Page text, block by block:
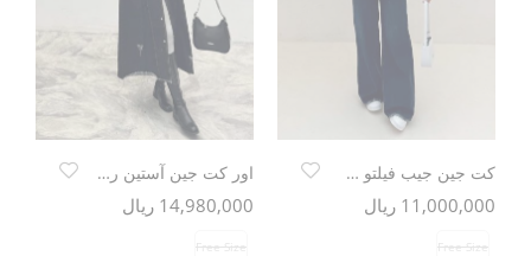
کت جین جیب فیلتو خرجکار تدی
11,000,000 ریال
Free Size
اور کت جین آستین ریش
14,980,000 ریال
Free Size